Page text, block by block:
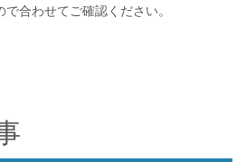
合わせてご確認ください。